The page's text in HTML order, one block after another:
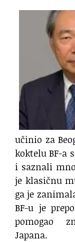
učinio za
koktelu BF-a
i saznali
je klasičnu
ga je
BF-u je
pomogao
Japana.